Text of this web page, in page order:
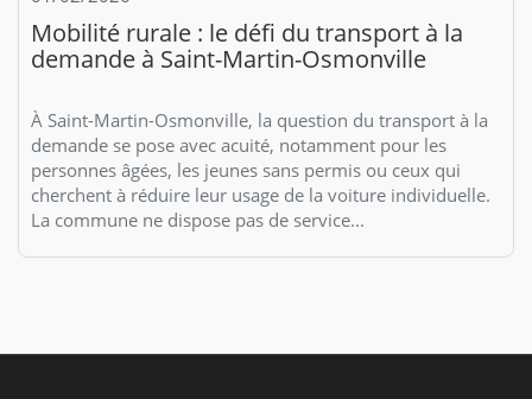
Mobilité rurale : le défi du transport à la
demande à Saint-Martin-Osmonville
À Saint-Martin-Osmonville, la question du transport à la
demande se pose avec acuité, notamment pour les
personnes âgées, les jeunes sans permis ou ceux qui
cherchent à réduire leur usage de la voiture individuelle.
La commune ne dispose pas de service...